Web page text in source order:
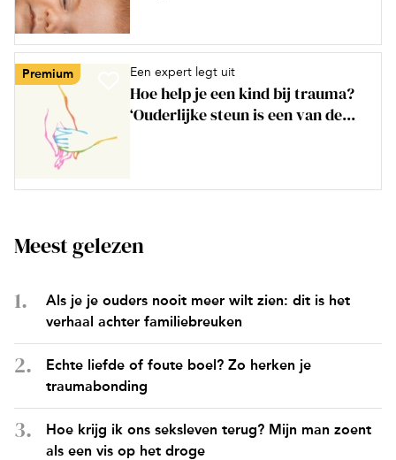
Premium Een expert legt uit
Hoe help je een kind bij trauma?
‘Ouderlijke steun is een van de...
Meest gelezen
Als je je ouders nooit meer wilt zien: dit is het
verhaal achter familiebreuken
Echte liefde of foute boel? Zo herken je
traumabonding
Hoe krijg ik ons seksleven terug? Mijn man zoent
als een vis op het droge